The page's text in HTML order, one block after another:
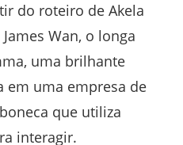
do roteiro de Akela
Wan, o longa
uma brilhante
em uma empresa de
que utiliza
interagir.